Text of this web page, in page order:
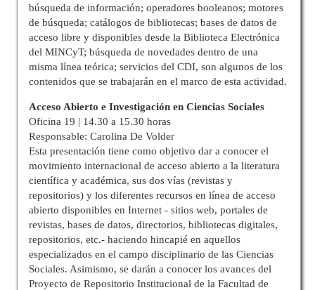
búsqueda de información; operadores booleanos; motores
de búsqueda; catálogos de bibliotecas; bases de datos de
acceso libre y disponibles desde la Biblioteca Electrónica
del MINCyT; búsqueda de novedades dentro de una
misma línea teórica; servicios del CDI, son algunos de los
contenidos que se trabajarán en el marco de esta actividad.
Acceso Abierto e Investigación en Ciencias Sociales
Oficina 19 | 14.30 a 15.30 horas
Responsable: Carolina De Volder
Esta presentación tiene como objetivo dar a conocer el
movimiento internacional de acceso abierto a la literatura
científica y académica, sus dos vías (revistas y
repositorios) y los diferentes recursos en línea de acceso
abierto disponibles en Internet - sitios web, portales de
revistas, bases de datos, directorios, bibliotecas digitales,
repositorios, etc.- haciendo hincapié en aquellos
especializados en el campo disciplinario de las Ciencias
Sociales. Asimismo, se darán a conocer los avances del
Proyecto de Repositorio Institucional de la Facultad de